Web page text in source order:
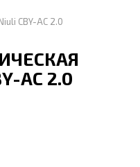
CBY-AC 2.0
AC 2.0